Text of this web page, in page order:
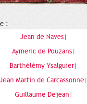
:
Jean de Naves|
Aymeric de Pouzans|
Barthélémy Ysalguier|
Jean Martin de Carcassonne|
Guillaume Dejean|